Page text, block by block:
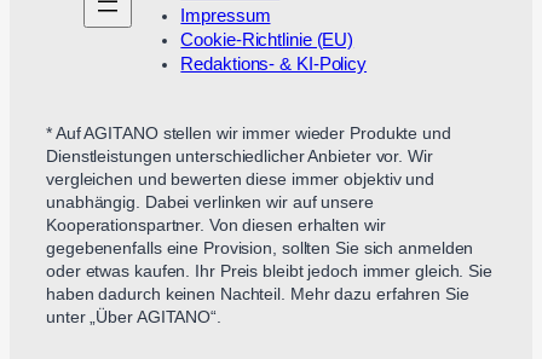
Impressum
Cookie-Richtlinie (EU)
Redaktions- & KI-Policy
* Auf AGITANO stellen wir immer wieder Produkte und
Dienstleistungen unterschiedlicher Anbieter vor. Wir
vergleichen und bewerten diese immer objektiv und
unabhängig. Dabei verlinken wir auf unsere
Kooperationspartner. Von diesen erhalten wir
gegebenenfalls eine Provision, sollten Sie sich anmelden
oder etwas kaufen. Ihr Preis bleibt jedoch immer gleich. Sie
haben dadurch keinen Nachteil. Mehr dazu erfahren Sie
unter „Über AGITANO“.